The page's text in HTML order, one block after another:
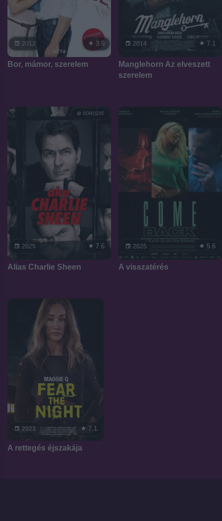
2012 3.9
Bor, mámor, szerelem
2014 7.1
Manglehorn Az elveszett
szerelem
2025
SOROZAT
7.6
Alias Charlie Sheen
2025 5.6
A visszatérés
2023 7.1
A rettegés éjszakája